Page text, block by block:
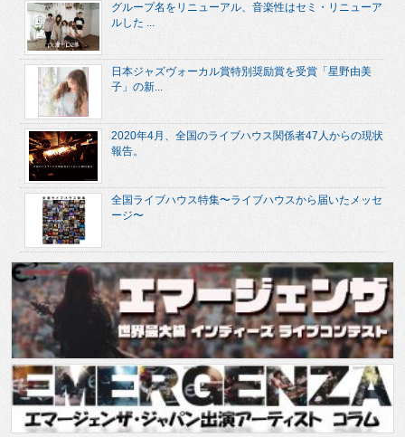
グループ名をリニューアル、音楽性はセミ・リニューア
ルした ...
日本ジャズヴォーカル賞特別奨励賞を受賞「星野由美
子」の新...
2020年4月、全国のライブハウス関係者47人からの現状
報告。
全国ライブハウス特集〜ライブハウスから届いたメッセ
ージ〜